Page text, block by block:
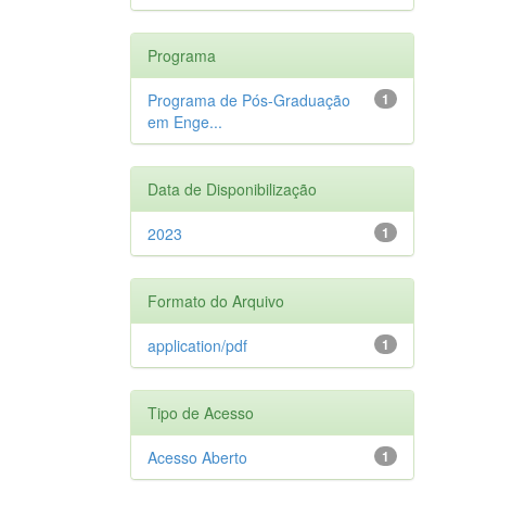
Programa
1
Programa de Pós-Graduação
em Enge...
Data de Disponibilização
1
2023
Formato do Arquivo
1
application/pdf
Tipo de Acesso
1
Acesso Aberto